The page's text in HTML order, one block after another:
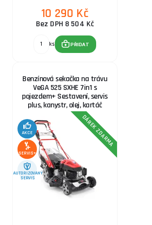
10 290 Kč
Bez DPH 8 504 Kč
ks PŘIDAT
Benzínová sekačka na trávu
VeGA 525 SXHE 7in1 s
pojezdem+ Sestavení, servis
plus, kanystr, olej, kartáč
AKCE
SERVIS+
AUTORIZOVANÝ
SERVIS
DÁREK ZDARMA